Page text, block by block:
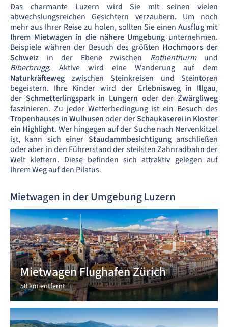
Das charmante Luzern wird Sie mit seinen vielen
abwechslungsreichen Gesichtern verzaubern. Um noch
mehr aus Ihrer Reise zu holen, sollten Sie einen Ausflug mit
Ihrem Mietwagen in die nähere Umgebung unternehmen.
Beispiele währen der Besuch des größten Hochmoors der
Schweiz in der Ebene zwischen Rothenthurmund
Biberbrugg. Aktive wird eine Wanderung auf dem
Naturkräfteweg zwischen Steinkreisen und Steintoren
begeistern. Ihre Kinder wird der Erlebnisweg in Illgau,
der Schmetterlingspark in Lungern oder derZwärgliweg
faszinieren. Zu jeder Wetterbedingung ist ein Besuch des
Tropenhauses in Wulhusenoder derSchaukäserei in Kloster
ein Highlight. Wer hingegen auf der Suche nach Nervenkitzel
ist, kann sich einer Staudammbesichtigunganschließen
oder aber in den Führerstand der steilsten Zahnradbahn der
Welt klettern. Diese befinden sich attraktiv gelegen auf
Ihrem Weg auf den Pilatus.
Mietwagen in der Umgebung Luzern
Mietwagen Flughafen Zürich
50 km entfernt